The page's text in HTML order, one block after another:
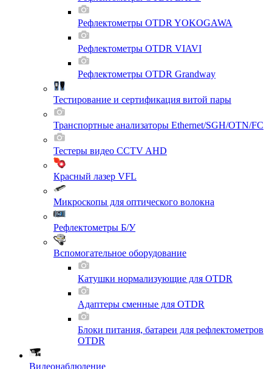
Рефлектометры OTDR YOKOGAWA
Рефлектометры OTDR VIAVI
Рефлектометры OTDR Grandway
Тестирование и сертификация витой пары
Транспортные анализаторы Ethernet/SGH/OTN/FC
Тестеры видео CCTV AHD
Красный лазер VFL
Микроскопы для оптического волокна
Рефлектометры Б/У
Вспомогательное оборудование
Катушки нормализующие для OTDR
Адаптеры сменные для OTDR
Блоки питания, батареи для рефлектометров
OTDR
Видеонаблюдение